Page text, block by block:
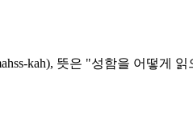
kah), 뜻은 "성함을 어떻게